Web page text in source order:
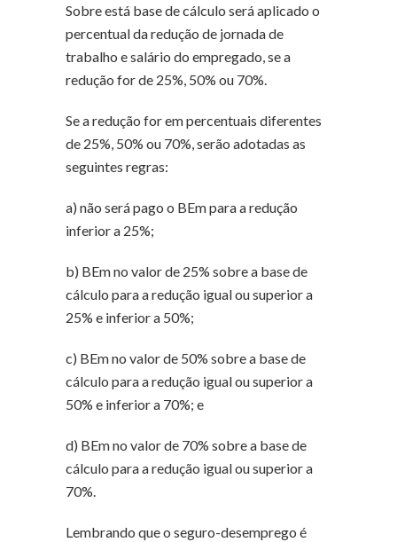
Sobre está base de cálculo será aplicado o
percentual da redução de jornada de
trabalho e salário do empregado, se a
redução for de 25%, 50% ou 70%.
Se a redução for em percentuais diferentes
de 25%, 50% ou 70%, serão adotadas as
seguintes regras:
a) não será pago o BEm para a redução
inferior a 25%;
b) BEm no valor de 25% sobre a base de
cálculo para a redução igual ou superior a
25% e inferior a 50%;
c) BEm no valor de 50% sobre a base de
cálculo para a redução igual ou superior a
50% e inferior a 70%; e
d) BEm no valor de 70% sobre a base de
cálculo para a redução igual ou superior a
70%.
Lembrando que o seguro-desemprego é